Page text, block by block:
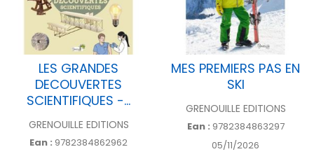
LES GRANDES
DECOUVERTES
SCIENTIFIQUES -...
GRENOUILLE EDITIONS
Ean : 9782384862962
MES PREMIERS PAS EN
SKI
GRENOUILLE EDITIONS
Ean : 9782384863297
05/11/2026